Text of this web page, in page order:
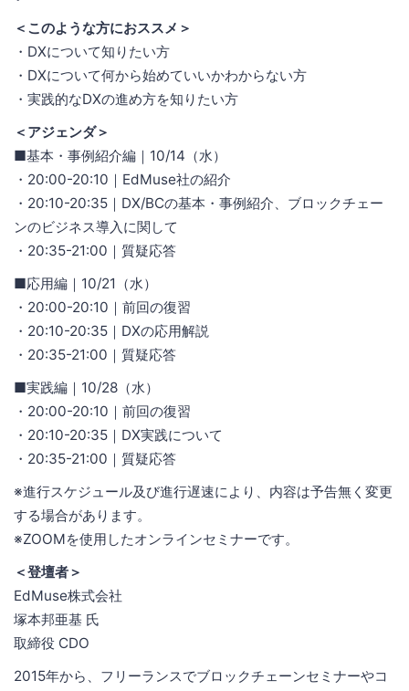
＜このような方におススメ＞
・DXについて知りたい方
・DXについて何から始めていいかわからない方
・実践的なDXの進め方を知りたい方
＜アジェンダ＞
■基本・事例紹介編｜10/14（水）
・20:00-20:10｜EdMuse社の紹介
・20:10-20:35｜DX/BCの基本・事例紹介、ブロックチェー
ンのビジネス導入に関して
・20:35-21:00｜質疑応答
■応用編｜10/21（水）
・20:00-20:10｜前回の復習
・20:10-20:35｜DXの応用解説
・20:35-21:00｜質疑応答
■実践編｜10/28（水）
・20:00-20:10｜前回の復習
・20:10-20:35｜DX実践について
・20:35-21:00｜質疑応答
※進行スケジュール及び進行遅速により、内容は予告無く変更
する場合があります。
※ZOOMを使用したオンラインセミナーです。
＜登壇者＞
EdMuse株式会社
塚本邦亜基 氏
取締役 CDO
2015年から、フリーランスでブロックチェーンセミナーやコ